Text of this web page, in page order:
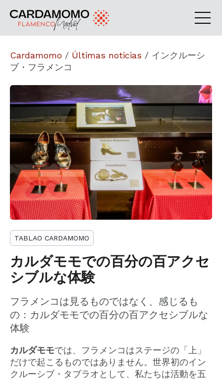
Cardamomo / Últimas noticias / インクルーシ
ブ・フラメンコ
TABLAO CARDAMOMO
カルダモモでの百分の百アクセ
シブルな体験
フラメンコは見るものではなく、感じるも
の：カルダモモでの百分の百アクセシブルな
体験
カルダモモでは、フラメンコはステージの「上」
だけで起こるものではありません。世界初のイン
クルーシブ・タブラオとして、私たちは活動を五